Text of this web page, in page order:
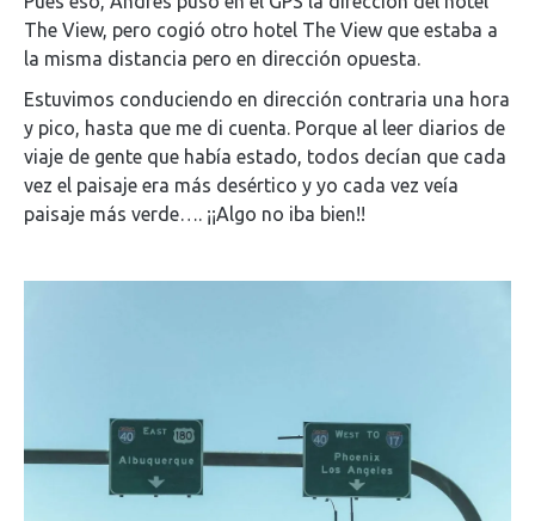
The View, pero cogió otro hotel The View que estaba a
la misma distancia pero en dirección opuesta.
Estuvimos conduciendo en dirección contraria una hora
y pico, hasta que me di cuenta. Porque al leer diarios de
viaje de gente que había estado, todos decían que cada
vez el paisaje era más desértico y yo cada vez veía
paisaje más verde…. ¡¡Algo no iba bien!!